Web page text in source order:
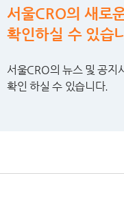
서울CRO의 새로
확인하실 수 있습
서울CRO의 뉴스 및 공지
확인 하실 수 있습니다.